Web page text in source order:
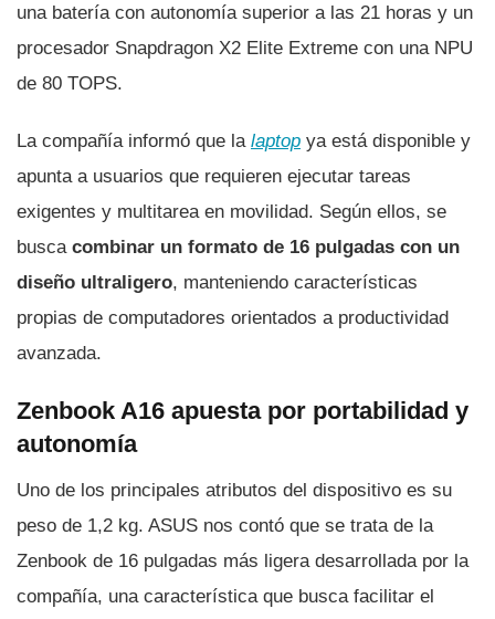
una batería con autonomía superior a las 21 horas y un
procesador Snapdragon X2 Elite Extreme con una NPU
de 80 TOPS.
La compañía informó que la laptop ya está disponible y
apunta a usuarios que requieren ejecutar tareas
exigentes y multitarea en movilidad. Según ellos, se
busca combinar un formato de 16 pulgadas con un
diseño ultraligero, manteniendo características
propias de computadores orientados a productividad
avanzada.
Zenbook A16 apuesta por portabilidad y
autonomía
Uno de los principales atributos del dispositivo es su
peso de 1,2 kg. ASUS nos contó que se trata de la
Zenbook de 16 pulgadas más ligera desarrollada por la
compañía, una característica que busca facilitar el